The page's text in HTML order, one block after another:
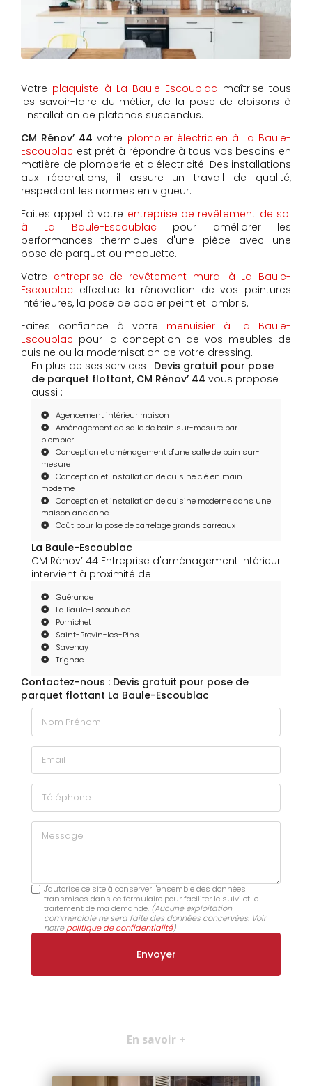
Votre plaquiste à La Baule-Escoublac maîtrise tous
les savoir-faire du métier, de la pose de cloisons à
l'installation de plafonds suspendus.
CM Rénov’ 44 votre plombier électricien à La Baule-
Escoublac est prêt à répondre à tous vos besoins en
matière de plomberie et d'électricité. Des installations
aux réparations, il assure un travail de qualité,
respectant les normes en vigueur.
Faites appel à votre entreprise de revêtement de sol
à La Baule-Escoublac pour améliorer les
performances thermiques d'une pièce avec une
pose de parquet ou moquette.
Votre entreprise de revêtement mural à La Baule-
Escoublac effectue la rénovation de vos peintures
intérieures, la pose de papier peint et lambris.
Faites confiance à votre menuisier à La Baule-
Escoublac pour la conception de vos meubles de
cuisine ou la modernisation de votre dressing.
En plus de ses services : Devis gratuit pour pose
de parquet flottant, CM Rénov’ 44 vous propose
aussi :
Agencement intérieur maison
Aménagement de salle de bain sur-mesure par
plombier
Conception et aménagement d'une salle de bain sur-
mesure
Conception et installation de cuisine clé en main
moderne
Conception et installation de cuisine moderne dans une
maison ancienne
Coût pour la pose de carrelage grands carreaux
La Baule-Escoublac
CM Rénov’ 44 Entreprise d'aménagement intérieur
intervient à proximité de :
Guérande
La Baule-Escoublac
Pornichet
Saint-Brevin-les-Pins
Savenay
Trignac
Contactez-nous : Devis gratuit pour pose de
parquet flottant La Baule-Escoublac
Nom Prénom
Email
Téléphone
Message
J'autorise ce site à conserver l'ensemble des données
transmises dans ce formulaire pour faciliter le suivi et le
traitement de ma demande. (Aucune exploitation
commerciale ne sera faite des données concervées. Voir
notrepolitique de confidentialité)
En savoir +